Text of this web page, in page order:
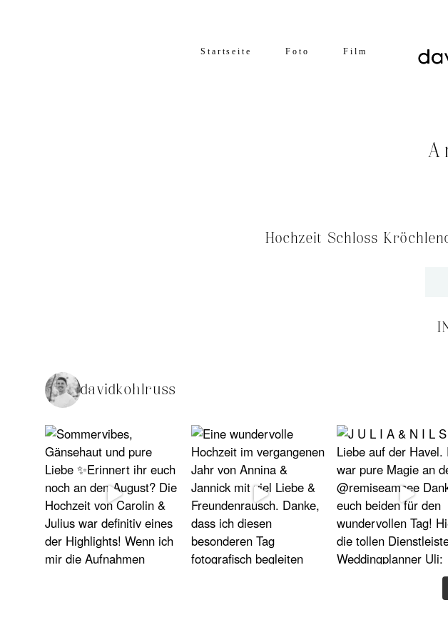
Startseite Foto Film
Hochzeit Schloss
davidkohlruss